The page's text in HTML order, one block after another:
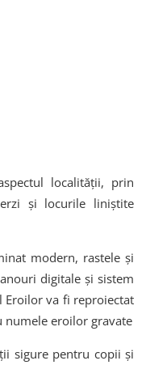
localității, prin
și locurile liniștite
modern, rastele și
digitale și sistem
Eroilor va fi reproiectat
numele eroilor gravate
sigure pentru copii și